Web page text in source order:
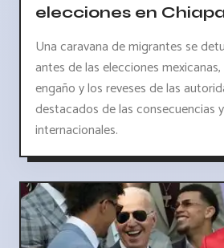
elecciones en
Una caravana de migrantes se
antes de las elecciones
engaño y los reveses de las
destacados de las consecuencias
internacionales.